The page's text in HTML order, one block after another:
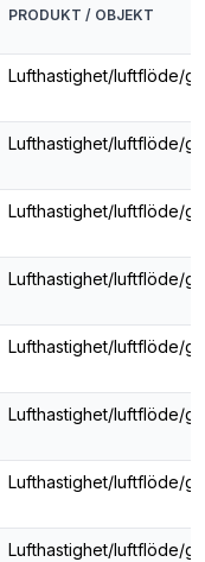
PRODUKT / OBJEKT
Lufthastighet/luftflöde/
Lufthastighet/luftflöde/
Lufthastighet/luftflöde/
Lufthastighet/luftflöde/
Lufthastighet/luftflöde/
Lufthastighet/luftflöde/
Lufthastighet/luftflöde/
Lufthastighet/luftflöde/